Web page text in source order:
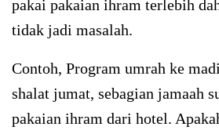
pakai pakaian ihram terlebih
tidak jadi masalah.
Contoh, Program umrah ke
shalat jumat, sebagian jamaah
pakaian ihram dari hotel.